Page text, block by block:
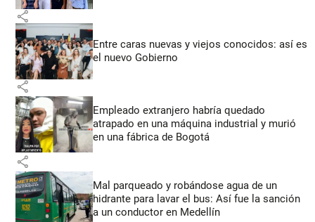
share
Entre caras nuevas y viejos conocidos: así es
el nuevo Gobierno
share
Empleado extranjero habría quedado
atrapado en una máquina industrial y murió
en una fábrica de Bogotá
share
Mal parqueado y robándose agua de un
hidrante para lavar el bus: Así fue la sanción
a un conductor en Medellín